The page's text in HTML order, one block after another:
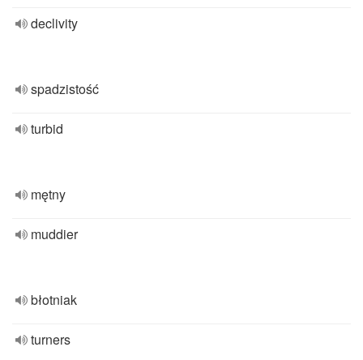
declivity
spadzistość
turbid
mętny
muddier
błotniak
turners